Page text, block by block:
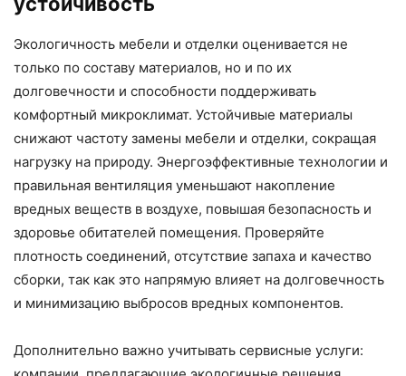
Экологичность мебели и отделки оценивается не
только по составу материалов, но и по их
долговечности и способности поддерживать
комфортный микроклимат. Устойчивые материалы
снижают частоту замены мебели и отделки, сокращая
нагрузку на природу. Энергоэффективные технологии и
правильная вентиляция уменьшают накопление
вредных веществ в воздухе, повышая безопасность и
здоровье обитателей помещения. Проверяйте
плотность соединений, отсутствие запаха и качество
сборки, так как это напрямую влияет на долговечность
и минимизацию выбросов вредных компонентов.
Дополнительно важно учитывать сервисные услуги: